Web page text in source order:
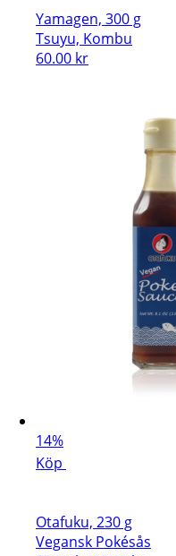
Yamagen, 300 g
Tsuyu, Kombu
60.00 kr
14%
Köp
Otafuku, 230 g
Vegansk Pokésås